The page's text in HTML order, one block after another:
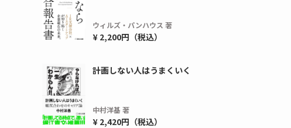
ウィルズ・パンハウス 著
¥ 2,200円（税込）
計画しない人はうまくいく
中村洋基 著
¥ 2,420円（税込）